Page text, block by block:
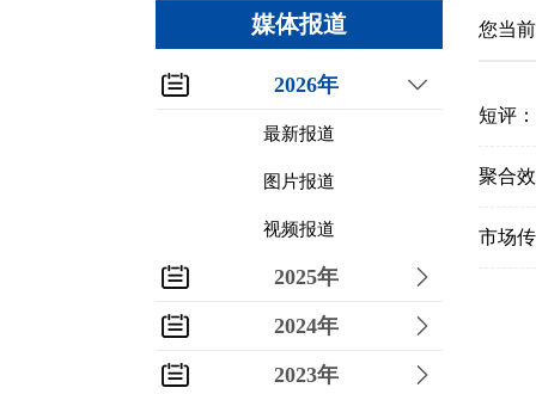
媒体报道
2026年
最新报道
图片报道
视频报道
2025年
2024年
2023年
您当
短评
聚合
市场